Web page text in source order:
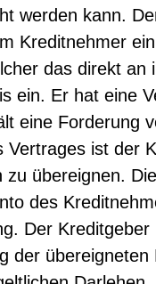
werden kann.
Kreditnehmer
das direkt
ein. Er hat eine
eine Forderung
Vertrages ist der
zu übereignen.
des
Der
der